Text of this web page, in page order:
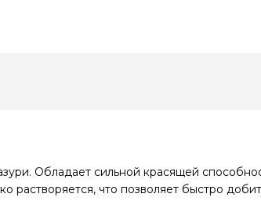
Обладает сильной красящей
растворяется, что позволяет быстро